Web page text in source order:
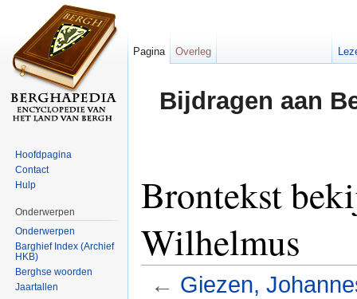
Bijdragen aan
Brontekst
Wilhelmus
← Giezen,
Pagina Overleg
Hoofdpagina
Contact
Hulp
Onderwerpen
Onderwerpen
Barghief Index (Archief
HKB)
Berghse woorden
Jaartallen